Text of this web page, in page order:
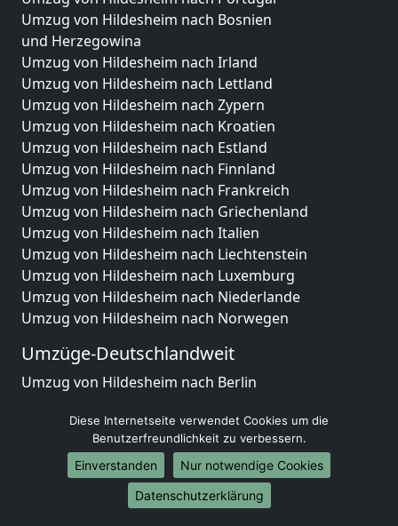
Umzug von Hildesheim nach Bosnien
und Herzegowina
Umzug von Hildesheim nach Irland
Umzug von Hildesheim nach Lettland
Umzug von Hildesheim nach Zypern
Umzug von Hildesheim nach Kroatien
Umzug von Hildesheim nach Estland
Umzug von Hildesheim nach Finnland
Umzug von Hildesheim nach Frankreich
Umzug von Hildesheim nach Griechenland
Umzug von Hildesheim nach Italien
Umzug von Hildesheim nach Liechtenstein
Umzug von Hildesheim nach Luxemburg
Umzug von Hildesheim nach Niederlande
Umzug von Hildesheim nach Norwegen
Umzüge-Deutschlandweit
Umzug von Hildesheim nach Berlin
Umzug von Hildesheim nach München
Umzug von Hildesheim nach Köln
Umzug von Hildesheim nach Frankfurt am Main
Umzug von Hildesheim nach Stuttgart
Umzug von Hildesheim nach Düsseldorf
Diese Internetseite verwendet Cookies um die
Benutzerfreundlichkeit zu verbessern.
Einverstanden
Nur notwendige Cookies
Datenschutzerklärung